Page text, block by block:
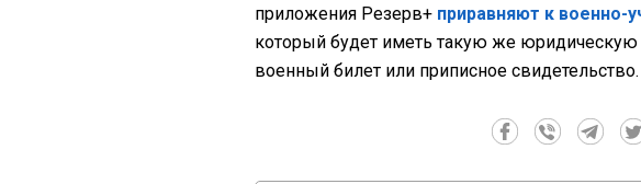
приложения Резерв+ приравняют к военно-
который будет иметь такую же
военный билет или приписное свидетельство.